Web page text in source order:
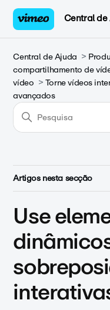
Central
Central de Ajuda
compartilhamento de
vídeo
Torne vídeos
avançados
Artigos nesta secção
Use